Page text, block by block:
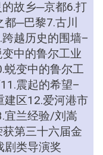
故乡─京都6.打
都─巴黎7.古川
越历史的围墙–
中的鲁尔工业
蜕变中的鲁尔工
震起的希望–
建区12.爱河港市
宜兰经验/刘嵩
第三十六届金
剧类导演奖